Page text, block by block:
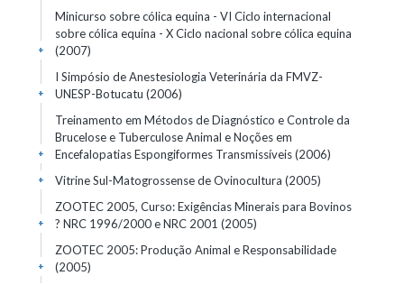
Minicurso sobre cólica equina - VI Ciclo internacional
sobre cólica equina - X Ciclo nacional sobre cólica equina
(2007)
+
I Simpósio de Anestesiologia Veterinária da FMVZ-
UNESP-Botucatu (2006)
+
Treinamento em Métodos de Diagnóstico e Controle da
Brucelose e Tuberculose Animal e Noções em
Encefalopatias Espongiformes Transmissíveis(2006)
+
Vitrine Sul-Matogrossense de Ovinocultura (2005)
+
ZOOTEC 2005, Curso: Exigências Minerais para Bovinos
? NRC 1996/2000 e NRC 2001 (2005)
+
ZOOTEC 2005: Produção Animal e Responsabilidade
(2005)
+